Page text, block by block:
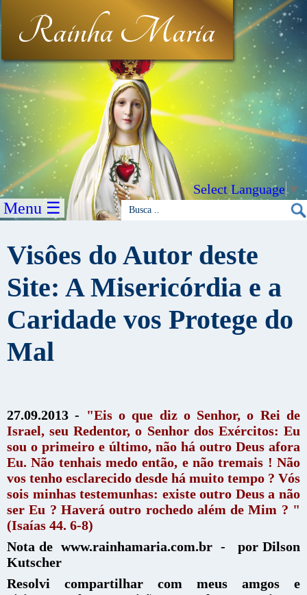
Rainha Maria
Select Language▼
Menu ☰
Visôes do Autor deste
Site: A Misericórdia e a
Caridade vos Protege do
Mal
27.09.2013 - "Eis o que diz o Senhor, o Rei de
Israel, seu Redentor, o Senhor dos Exércitos: Eu
sou o primeiro e último, não há outro Deus afora
Eu. Não tenhais medo então, e não tremais ! Não
vos tenho esclarecido desde há muito tempo ? Vós
sois minhas testemunhas: existe outro Deus a não
ser Eu ? Haverá outro rochedo além de Mim ? "
(Isaías 44. 6-8)
Nota de www.rainhamaria.com.br - por Dilson
Kutscher
Resolvi compartilhar com meus amgos e